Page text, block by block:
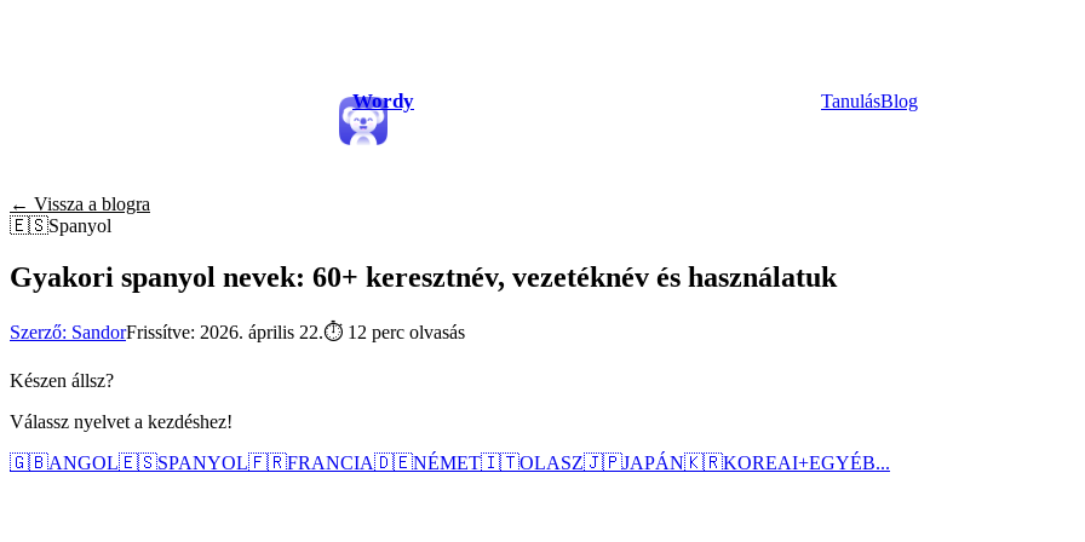
Wordy TanulásBlog
← Vissza a blogra
🇪🇸Spanyol
Gyakori spanyol nevek: 60+ keresztnév, vezetéknév és használatuk
Szerző: SandorFrissítve: 2026. április 22.⏱ 12 perc olvasás
Készen állsz?
Válassz nyelvet a kezdéshez!
🇬🇧ANGOL🇪🇸SPANYOL🇫🇷FRANCIA🇩🇪NÉMET🇮🇹OLASZ🇯🇵JAPÁN🇰🇷KOREAI+EGYÉB...